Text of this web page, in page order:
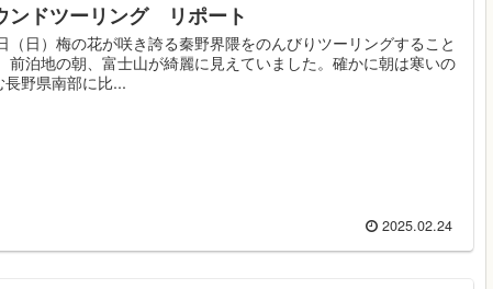
ンドツーリング リポート
（日）梅の花が咲き誇る秦野界隈をのんびりツーリングすること
前泊地の朝、富士山が綺麗に見えていました。確かに朝は寒いの
野県南部に比...
2025.02.24